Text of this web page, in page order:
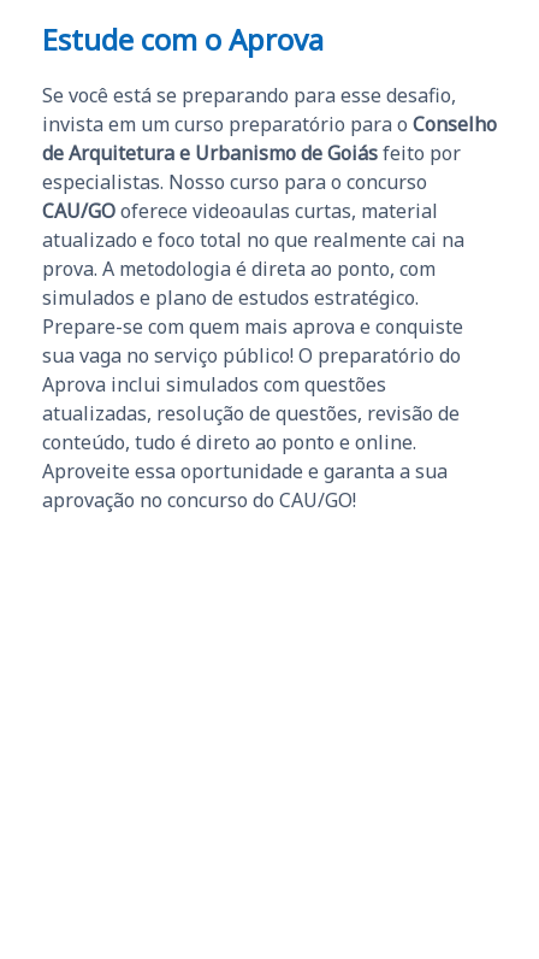
Estude com o Aprova
Se você está se preparando para esse desafio,
invista em um curso preparatório para o Conselho
de Arquitetura e Urbanismo de Goiásfeito por
especialistas. Nosso curso para o concurso
CAU/GOoferece videoaulas curtas, material
atualizado e foco total no que realmente cai na
prova. A metodologia é direta ao ponto, com
simulados e plano de estudos estratégico.
Prepare-se com quem mais aprova e conquiste
sua vaga no serviço público! O preparatório do
Aprova inclui simulados com questões
atualizadas, resolução de questões, revisão de
conteúdo, tudo é direto ao ponto e online.
Aproveite essa oportunidade e garanta a sua
aprovação no concurso do CAU/GO!